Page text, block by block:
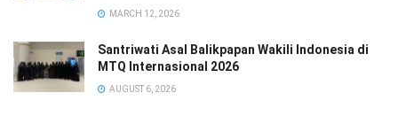
MARCH 12, 2026
Santriwati Asal Balikpapan Wakili Indonesia di
MTQ Internasional 2026
AUGUST 6, 2026